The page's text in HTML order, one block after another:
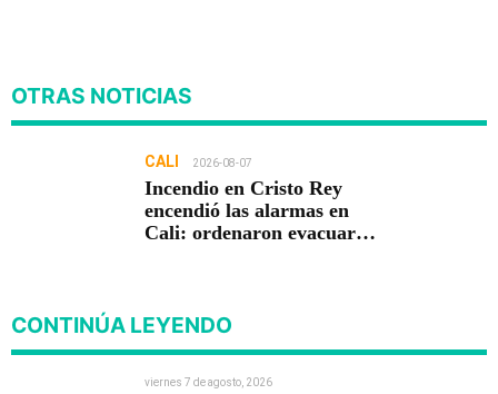
OTRAS NOTICIAS
CALI 2026-08-07
Incendio en Cristo Rey
encendió las alarmas en
Cali: ordenaron evacuar
CONTINÚA LEYENDO
viernes 7 de agosto, 2026